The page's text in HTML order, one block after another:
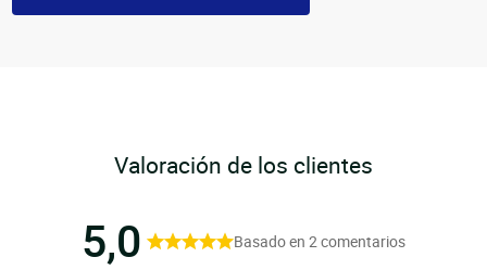
Valoración de los clientes
5,0 Basado en 2 comentarios